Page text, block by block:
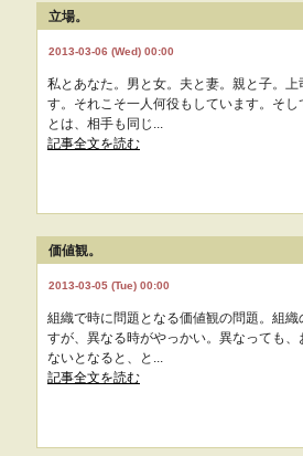
立場。
2013-03-06 (Wed) 00:00
私とあなた。男と女。夫と妻。親と子。
す。それこそ一人何役もしています。そ
とは、相手も同じ...
記事全文を読む
価値観。
2013-03-05 (Tue) 00:00
組織で時に問題となる価値観の問題。組
すが、異なる時がやっかい。異なっても
ないとなると、と...
記事全文を読む